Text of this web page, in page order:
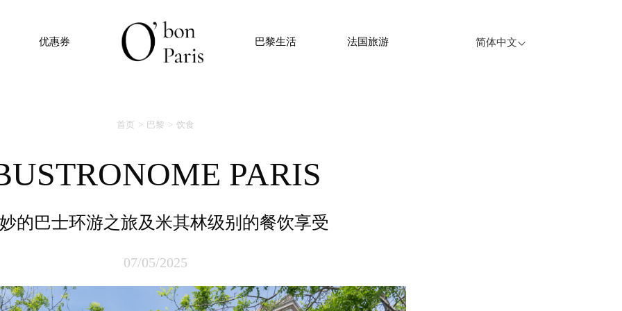
优惠券 巴黎生活 法国旅游 简体中文
首页 巴黎 饮食
BUSTRONOME PARIS
奇妙的巴士环游之旅及米其林级别的餐饮享受
07/05/2025